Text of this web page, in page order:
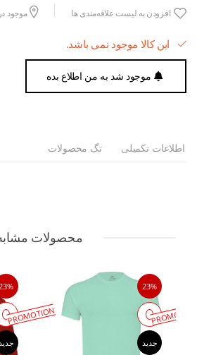
افزودن به لیست علاقه‌مندی ها موجود
این کالا موجود نمی باشد.
موجود شد به من اطلاع بده
اطلاعات تکمیلی تگ محصولات
محصولات
23%
جدید
PROMOTION